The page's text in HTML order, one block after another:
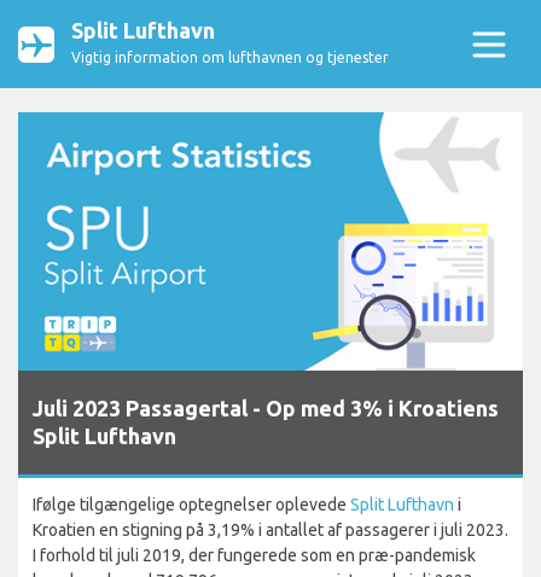
Split Lufthavn
Vigtig information om lufthavnen og tjenester
Juli 2023 Passagertal - Op med 3% i Kroatiens
Split Lufthavn
Ifølge tilgængelige optegnelser oplevede Split Lufthavn i
Kroatien en stigning på 3,19% i antallet af passagerer i juli 2023.
I forhold til juli 2019, der fungerede som en præ-pandemisk